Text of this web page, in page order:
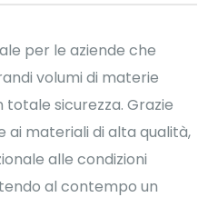
per le aziende che
volumi di materie
totale sicurezza. Grazie
ai materiali di alta qualità,
alle condizioni
al contempo un